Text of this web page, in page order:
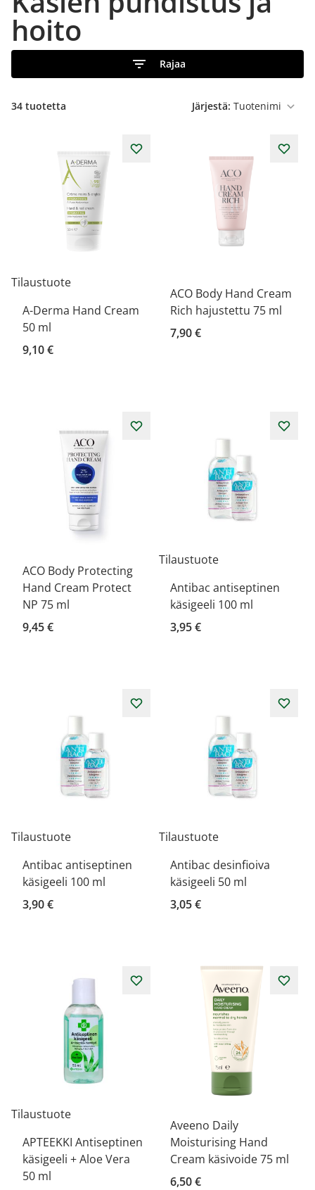
hoito
Rajaa
34 tuotetta Järjestä:
Tilaustuote
A-Derma Hand Cream
50 ml
9,10 €
ACO Body Hand Cream
Rich hajustettu 75 ml
7,90 €
ACO Body Protecting
Hand Cream Protect
NP 75 ml
9,45 €
Tilaustuote
Antibac antiseptinen
käsigeeli 100 ml
3,95 €
Tilaustuote
Antibac antiseptinen
käsigeeli 100 ml
3,90 €
Tilaustuote
Antibac desinfioiva
käsigeeli 50 ml
3,05 €
Tilaustuote
APTEEKKI Antiseptinen
käsigeeli + Aloe Vera
50 ml
Aveeno Daily
Moisturising Hand
Cream käsivoide 75 ml
6,50 €